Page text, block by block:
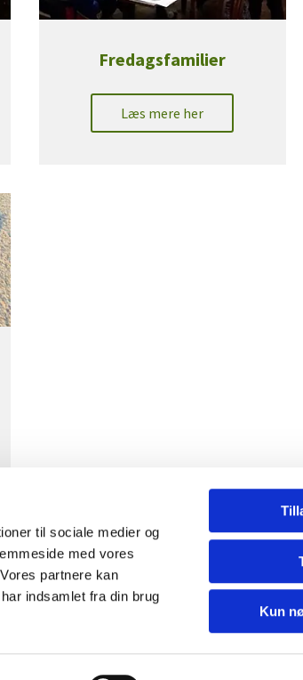
til sociale medier og
med vores
partnere kan
indsamlet fra din brug
Kun
Fredagsfamilier
Læs mere her